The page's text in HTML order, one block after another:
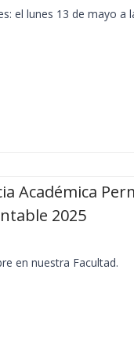
el lunes 13 de mayo a
Académica
2025
en nuestra Facultad.